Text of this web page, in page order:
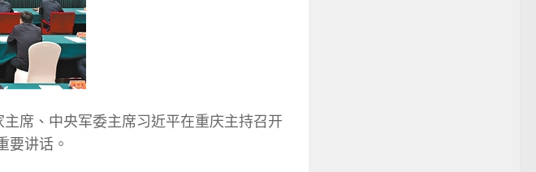
席、中央军委主席习近平在重庆主持召开
要讲话。